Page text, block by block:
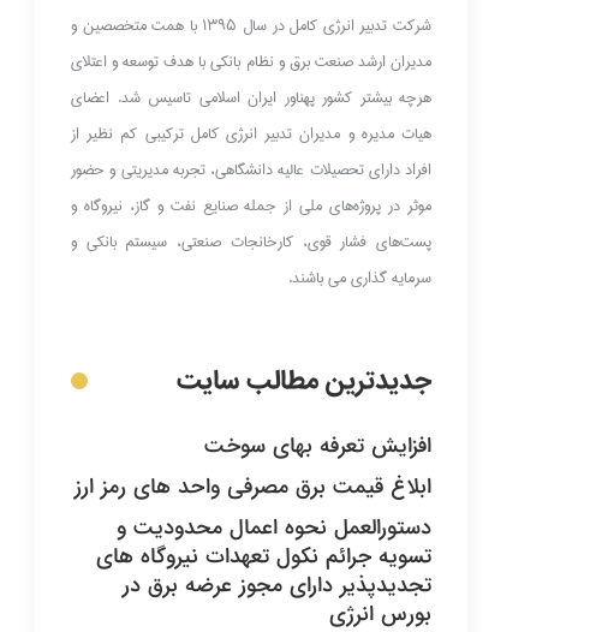
شرکت تدبیر انرژی کامل در سال ۱۳۹۵ با همت متخصصین و
مدیران ارشد صنعت برق و نظام بانکی با هدف توسعه و اعتلای
هرچه بیشتر کشور پهناور ایران اسلامی تاسیس شد. اعضای
هیات مدیره و مدیران تدبیر انرژی کامل ترکیبی کم نظیر از
افراد دارای تحصیلات عالیه دانشگاهی، تجربه مدیریتی و حضور
موثر در پروژه‌های ملی از جمله صنایع نفت و گاز، نیروگاه و
پست‌های فشار قوی، کارخانجات صنعتی، سیستم بانکی و
سرمایه گذاری می باشند.
جدیدترین مطالب سایت
افزایش تعرفه بهای سوخت
ابلاغ قیمت برق مصرفی واحد های رمز ارز
دستورالعمل نحوه اعمال محدودیت و
تسویه جرائم نکول تعهدات نیروگاه های
تجدیدپذیر دارای مجوز عرضه برق در
بورس انرژی